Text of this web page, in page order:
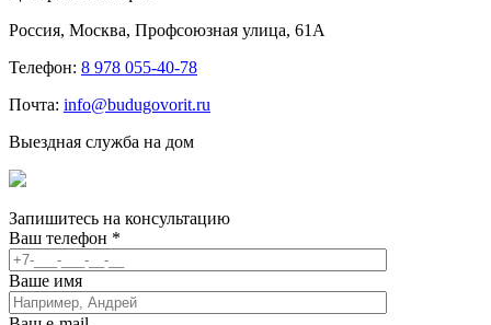
Россия, Москва, Профсоюзная улица, 61А
Телефон: 8 978 055-40-78
Почта: info@budugovorit.ru
Выездная служба на дом
Запишитесь на консультацию
Ваш телефон *
Ваше имя